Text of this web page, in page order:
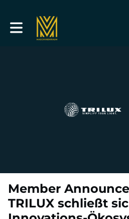
Toggle main navigation
Member
TRILUX schließt